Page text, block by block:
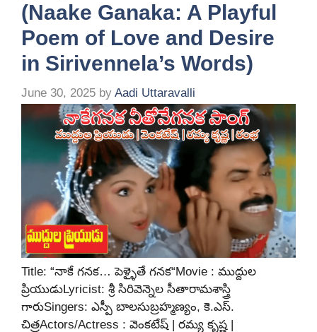
(Naake Ganaka: A Playful
Poem of Love and Desire
in Sirivennela’s Words)
June 30, 2025 by Aadi Uttaravalli
Title: “నాకే గనక… పెళ్ళైతే గనక“Movie : ముద్దుల
ప్రియుడుLyricist: శ్రీ సిరివెన్నెల సీతారామశాస్త్రి
గారుSingers: ఎస్పీ బాలసుబ్రహ్మణ్యం, కె.ఎస్.
చిత్రActors/Actress : వెంకటేష్ | రమ్య కృష్ణ |